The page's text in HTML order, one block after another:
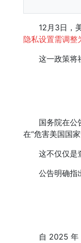
12月3日，美
隐私设置需调整
这一政策将社
国务院在公
在“危害美国国
这不仅仅是查
公告明确指
自 2025 年 6